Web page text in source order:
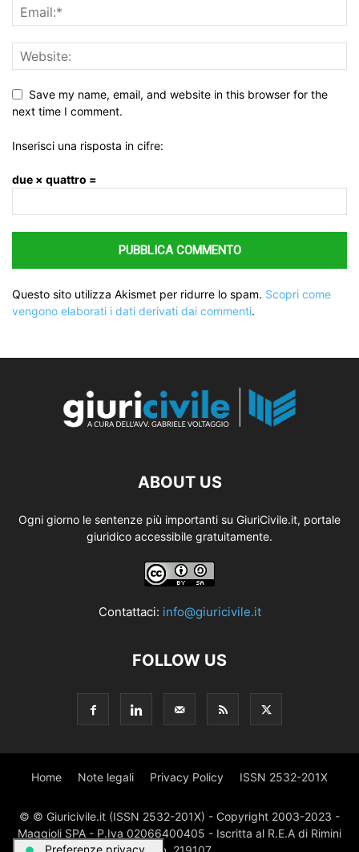
Save my name, email, and website in this browser for the
next time I comment.
Inserisci una risposta in cifre:
due × quattro =
Questo sito utilizza Akismet per ridurre lo spam. Scopri come
vengono elaborati i dati derivati dai commenti.
ABOUT US
Ogni giorno le sentenze più importanti su GiuriCivile.it, portale
giuridico accessibile gratuitamente.
Contattaci: info@giuricivile.it
FOLLOW US
Home Note legali Privacy Policy ISSN 2532-201X
© © Giuricivile.it (ISSN 2532-201X) - Copyright 2003-2023 -
Maggioli SPA - P.Iva 02066400405 - Iscritta al R.E.A di Rimini